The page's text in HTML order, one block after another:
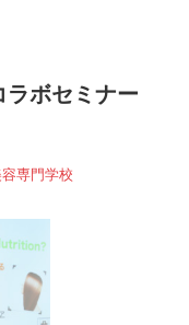
ボセミナー
専門学校